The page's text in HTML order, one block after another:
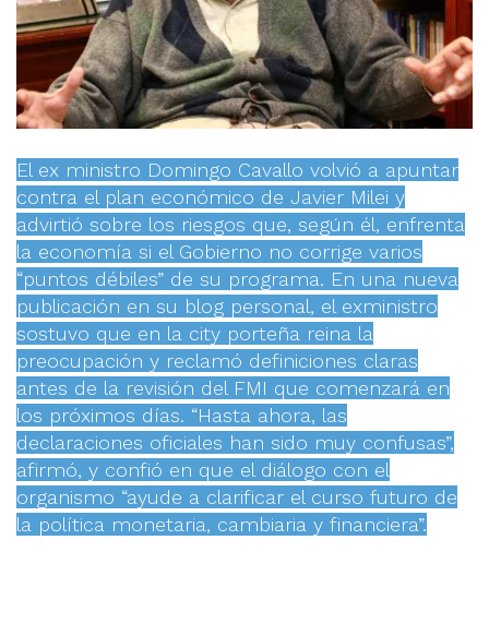
El ex ministro Domingo Cavallo volvió a apuntar
contra el plan económico de Javier Milei y
advirtió sobre los riesgos que, según él, enfrenta
la economía si el Gobierno no corrige varios
“puntos débiles” de su programa. En una nueva
publicación en su blog personal, el exministro
sostuvo que en la city porteña reina la
preocupación y reclamó definiciones claras
antes de la revisión del FMI que comenzará en
los próximos días. “Hasta ahora, las
declaraciones oficiales han sido muy confusas”,
afirmó, y confió en que el diálogo con el
organismo “ayude a clarificar el curso futuro de
la política monetaria, cambiaria y financiera”.